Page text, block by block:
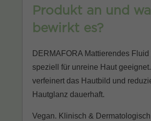
Produkt an und
bewirkt es?
DERMAFORA Mattierendes Fluid
speziell für unreine Haut
verfeinert das Hautbild und
Hautglanz dauerhaft.
Vegan. Klinisch &